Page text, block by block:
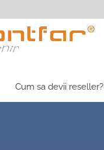
Cum sa devii reseller?